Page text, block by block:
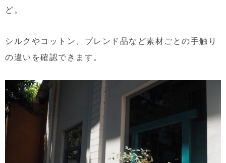
ど。
シルクやコットン、ブレンド品など素材ごとの手触り
の違いを確認できます。